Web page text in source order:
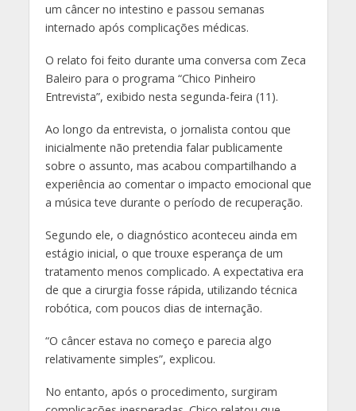
um câncer no intestino e passou semanas
internado após complicações médicas.
O relato foi feito durante uma conversa com Zeca
Baleiro para o programa “Chico Pinheiro
Entrevista”, exibido nesta segunda-feira (11).
Ao longo da entrevista, o jornalista contou que
inicialmente não pretendia falar publicamente
sobre o assunto, mas acabou compartilhando a
experiência ao comentar o impacto emocional que
a música teve durante o período de recuperação.
Segundo ele, o diagnóstico aconteceu ainda em
estágio inicial, o que trouxe esperança de um
tratamento menos complicado. A expectativa era
de que a cirurgia fosse rápida, utilizando técnica
robótica, com poucos dias de internação.
“O câncer estava no começo e parecia algo
relativamente simples”, explicou.
No entanto, após o procedimento, surgiram